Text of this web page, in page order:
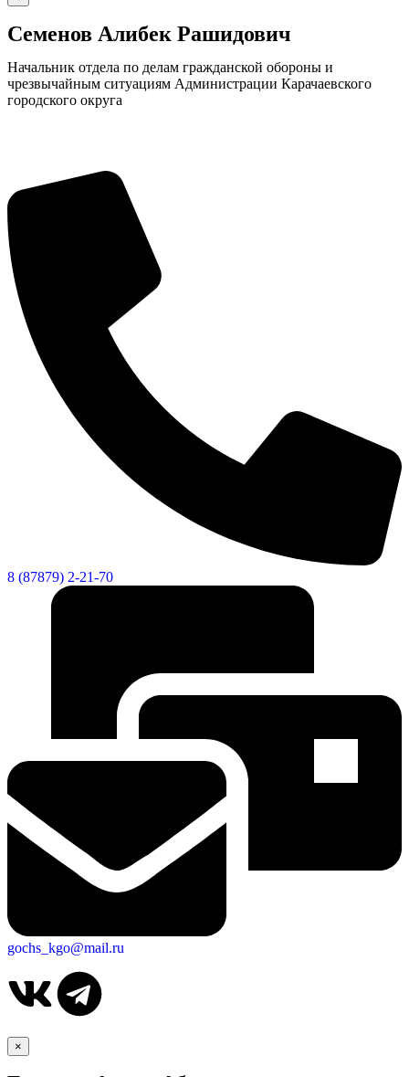
Семенов Алибек Рашидович
Начальник отдела по делам гражданской обороны и
чрезвычайным ситуациям Администрации Карачаевского
городского округа
8 (87879) 2-21-70
gochs_kgo@mail.ru
×